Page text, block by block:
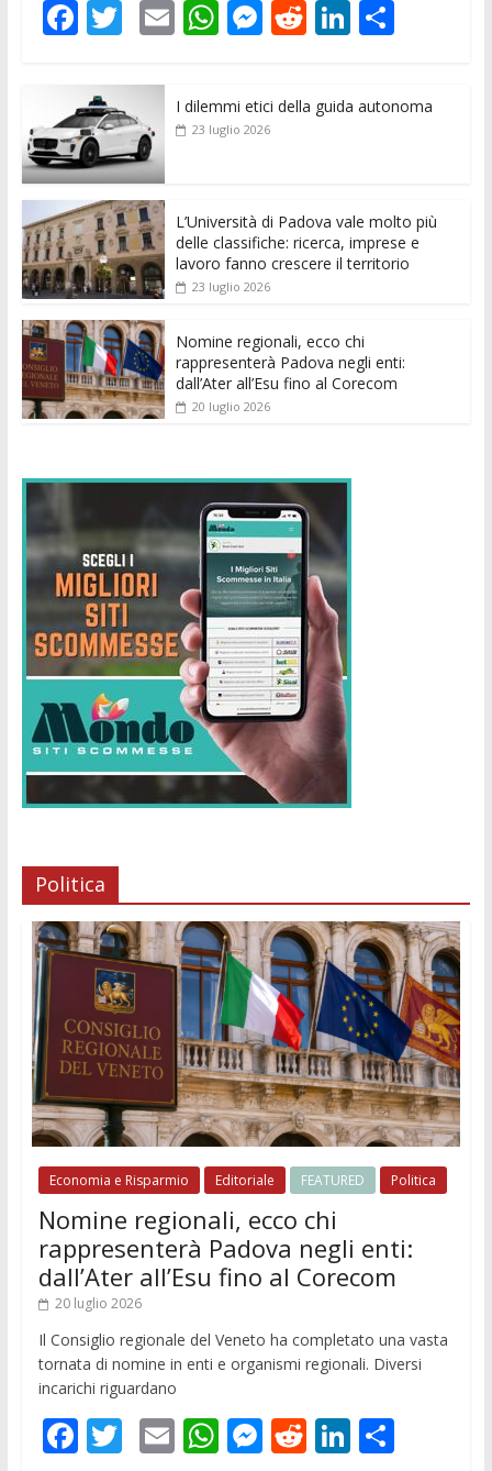
F
e
b
o
o
k
T
itt
er
E
ai
l
W
s
p
M
ss
e
er
R
di
Li
e
C
di
I dilemmi etici della guida autonoma
23 luglio 2026
L’Università di Padova vale molto più
delle classifiche: ricerca, imprese e
lavoro fanno crescere il territorio
23 luglio 2026
Nomine regionali, ecco chi
rappresenterà Padova negli enti:
dall’Ater all’Esu fino al Corecom
20 luglio 2026
Politica
Economia e Risparmio Editoriale FEATURED Politica
Nomine regionali, ecco chi
rappresenterà Padova negli enti:
dall’Ater all’Esu fino al Corecom
20 luglio 2026
Il Consiglio regionale del Veneto ha completato una vasta
tornata di nomine in enti e organismi regionali. Diversi
incarichi riguardano
F T E W M R Li C